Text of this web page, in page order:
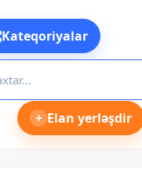
Kateqoriyalar
+ Elan yerləşdir